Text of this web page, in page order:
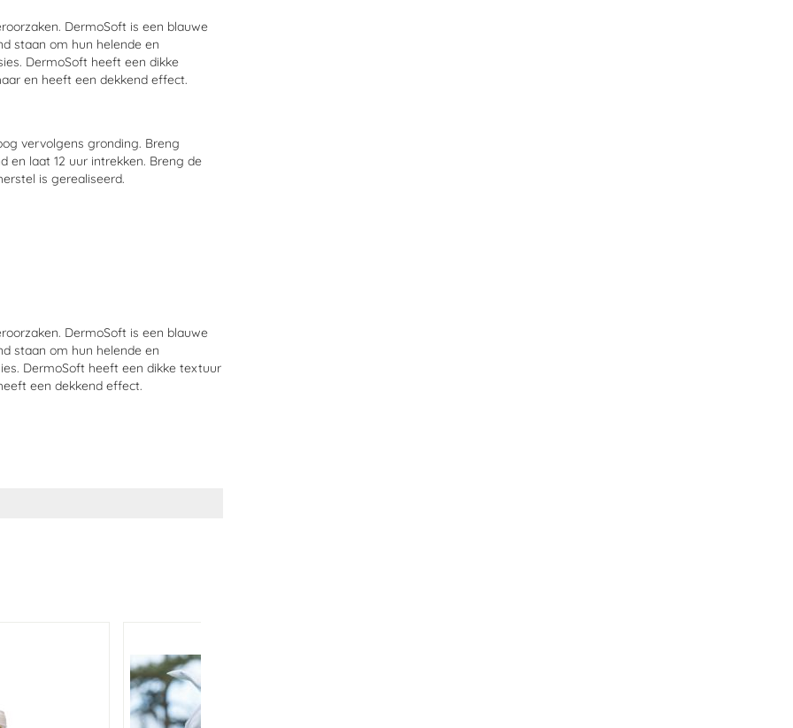
DermoSoft is een blauwe
staan om hun helende en
DermoSoft heeft een dikke
en heeft een dekkend effect.
vervolgens gronding. Breng
en laat 12 uur intrekken. Breng de
is gerealiseerd.
DermoSoft is een blauwe
staan om hun helende en
DermoSoft heeft een dikke textuur
een dekkend effect.